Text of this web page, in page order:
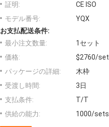
証明:
CE ISO
モデル番号:
YQX
お支払配送条件:
最小注文数量:
1セット
価格:
$2760/set
パッケージの詳細:
木枠
受渡し時間:
3日
支払条件:
T/T
供給の能力:
1000/